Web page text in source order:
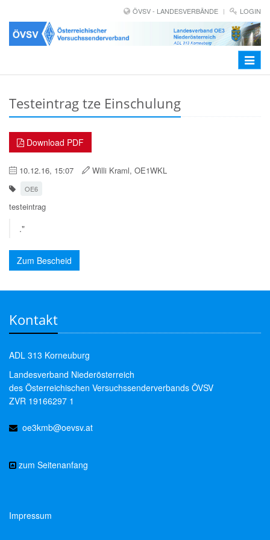
ÖVSV - LANDESVERBÄNDE LOGIN
Toggle
Testeintrag tze Einschulung
Download PDF
10.12.16, 15:07 Willi Kraml, OE1WKL
OE6
testeintrag
."
Zum Bescheid
Kontakt
ADL 313 Korneuburg
Landesverband Niederösterreich
des Österreichischen Versuchssenderverbands ÖVSV
ZVR 19166297 1
oe3kmb@oevsv.at
zum Seitenanfang
Impressum